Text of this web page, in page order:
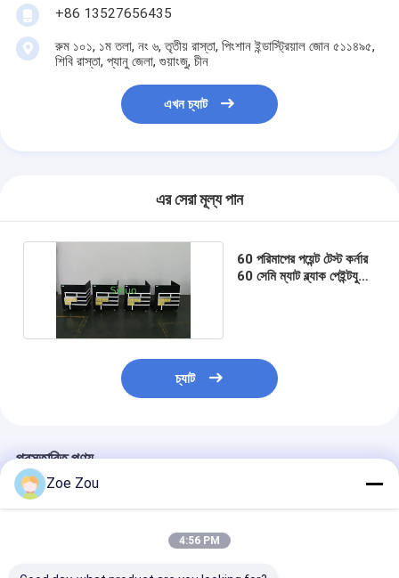
বৈদ্যুতিক সরঞ্জাম পরীক্ষার সরঞ্জাম
শক্তি দক্ষতা ল্যাব
নেতৃত্বে পরীক্ষার সরঞ্জাম
পরিবেশগত পরীক্ষা চেম্বার
IEC 62368 পরীক্ষার সরঞ্জাম
+86 13527656435
রুম ১০১, ১ম তলা, নং ৬, তৃতীয় রাস্তা, পিংশান ইন্ডাস্ট্রিয়াল জোন ৫১১৪৯৫,
শিবি রাস্তা, প্যানু জেলা, গুয়াংজু, চীন
এখন চ্যাট
এর সেরা মূল্য পান
60 পরিমাপের পয়েন্ট টেস্ট কর্নার
60 সেমি ম্যাট ব্ল্যাক পেইন্টযুক্ত
চ্যাট
প্রস্তাবিত পণ্য
Zoe Zou
4:56 PM